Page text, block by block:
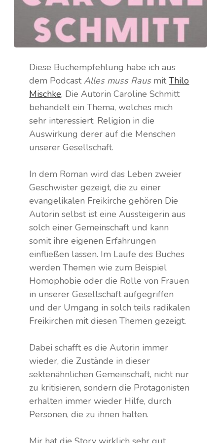
Norwegen
Spanien
Portugal
Schweden
Schweiz
Tschechien
Diese Buchempfehlung habe ich aus
dem Podcast Alles muss RausmitThilo
Mischke. Die Autorin Caroline Schmitt
behandelt ein Thema, welches mich
sehr interessiert: Religion in die
Auswirkung derer auf die Menschen
unserer Gesellschaft.
In dem Roman wird das Leben zweier
Geschwister gezeigt, die zu einer
evangelikalen Freikirche gehören Die
Autorin selbst ist eine Aussteigerin aus
solch einer Gemeinschaft und kann
somit ihre eigenen Erfahrungen
einfließen lassen. Im Laufe des Buches
werden Themen wie zum Beispiel
Homophobie oder die Rolle von Frauen
in unserer Gesellschaft aufgegriffen
und der Umgang in solch teils radikalen
Freikirchen mit diesen Themen gezeigt.
Dabei schafft es die Autorin immer
wieder, die Zustände in dieser
sektenähnlichen Gemeinschaft, nicht nur
zu kritisieren, sondern die Protagonisten
erhalten immer wieder Hilfe, durch
Personen, die zu ihnen halten.